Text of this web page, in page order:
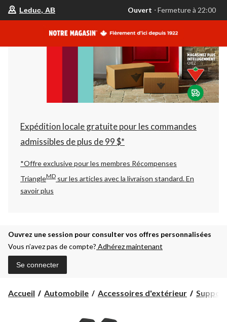
votre
est
AB,
Ouvert,
Fermeture
à
22:00
changer
Leduc, AB Ouvert ⋅ Fermeture à 22:00
Expédition locale gratuite pour les commandes
admissibles de plus de 99 $*
*Offre exclusive pour les membres Récompenses
TriangleMD sur les articles avec la livraison standard.En
savoir plus
Ouvrez une session pour consulter vos offres personnalisées
Vous n’avez pas de compte? Adhérez maintenant
Se connecter
Accueil Automobile Accessoires d'extérieur